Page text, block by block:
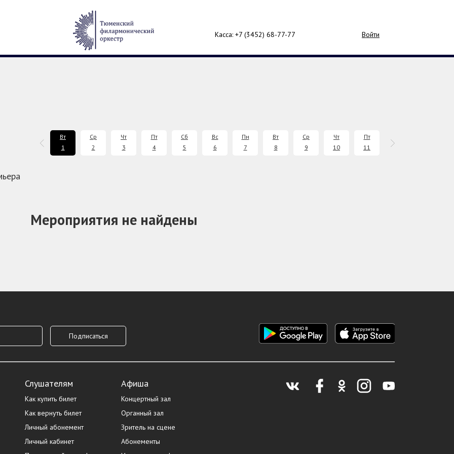
Касса: +7 (3452) 68-77-77 Войти
Вт
1
Ср
2
Чт
3
Пт
4
Сб
5
Вс
6
Пн
7
Вт
8
Ср
9
Чт
10
Пт
11
Мероприятия не найдены
Слушателям
Как купить билет
Как вернуть билет
Личный абонемент
Личный кабинет
Афиша
Концертный зал
Органный зал
Зритель на сцене
Абонементы